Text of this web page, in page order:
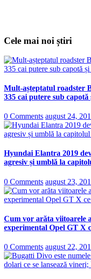
Cele mai noi știri
Mult-așteptatul roadster
335 cai putere sub
0 Comments august 24,
Hyundai Elantra 2019
agresiv și umblă la
0 Comments august 23,
Cum vor arăta viitoarele
experimental Opel GT X
0 Comments august 22,